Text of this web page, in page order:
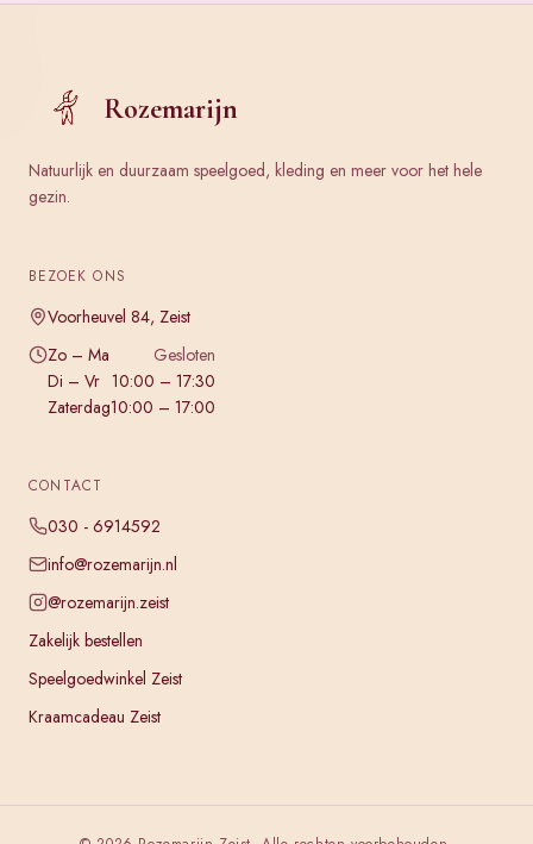
Rozemarijn
Natuurlijk en duurzaam speelgoed, kleding en meer voor het hele
gezin.
BEZOEK ONS
Voorheuvel 84, Zeist
Zo – Ma
Gesloten
Di – Vr 10:00 – 17:30
Zaterdag10:00 – 17:00
CONTACT
030 - 6914592
info@rozemarijn.nl
@rozemarijn.zeist
Zakelijk bestellen
Speelgoedwinkel Zeist
Kraamcadeau Zeist